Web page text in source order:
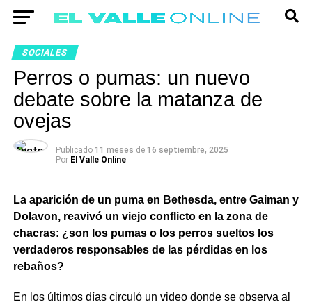
SOCIALES
Perros o pumas: un nuevo
debate sobre la matanza de
ovejas
Publicado 11 meses de 16 septiembre, 2025
Por El Valle Online
La aparición de un puma en Bethesda, entre Gaiman y
Dolavon, reavivó un viejo conflicto en la zona de
chacras: ¿son los pumas o los perros sueltos los
verdaderos responsables de las pérdidas en los
rebaños?
En los últimos días circuló un video donde se observa al